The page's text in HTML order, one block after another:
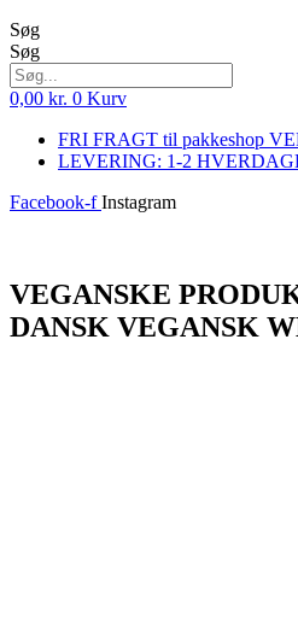
Søg
Søg
0,00 kr. 0 Kurv
FRI FRAGT til pakkeshop
LEVERING: 1-2
Facebook-f Instagram
VEGANSKE
DANSK VEGANSK